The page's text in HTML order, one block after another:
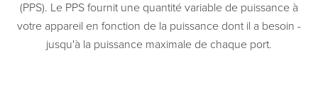
(PPS). Le PPS fournit une quantité variable de puissance à
votre appareil en fonction de la puissance dont il a besoin -
jusqu'à la puissance maximale de chaque port.